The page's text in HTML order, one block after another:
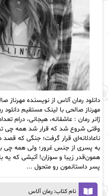
دانلود رمان آلاس از نویسنده مهرناز
مهرناز صالحی با لینک مستقیم دانلود
وقتی شروع شد که قرار شد همه چی
ناعادلانه‌ای قرار گرفت؛ جنگی که
به پسری از جنس غرور؛ ولی همه چی
همون‌قدر زیبا و سوزان! آتیشی که یه
پسر داستانمون رو متحول ...
نام کتاب: رمان آلاس